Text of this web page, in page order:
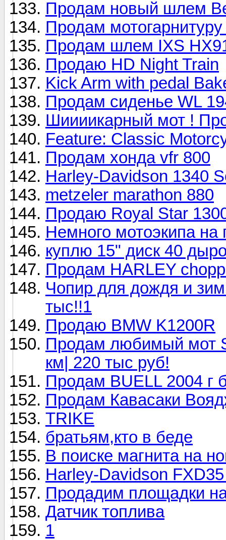
Продам новый шлем
Продам
Продам шлем IXS
Продаю HD Night Train
Kick Arm with pedal
Продам сиденье WL
Шиииикарный мот !
Feature: Classic
Продам хонда vfr 800
Harley-Davidson 1340
metzeler marathon 880
Продаю Royal Star
Немного мотоэкипа на
куплю 15" диск 40
Продам HARLEY
Чопир для дождя и
тыс!!1
Продаю BMW K1200R
Продам любимый мот
км| 220 тыс руб!
Продам BUELL 2004 г
Продам Кавасаки
TRIKE
братьям,кто в беде
В поиске магнита на
Harley-Davidson
Продадим площадки
Датчик топлива
1